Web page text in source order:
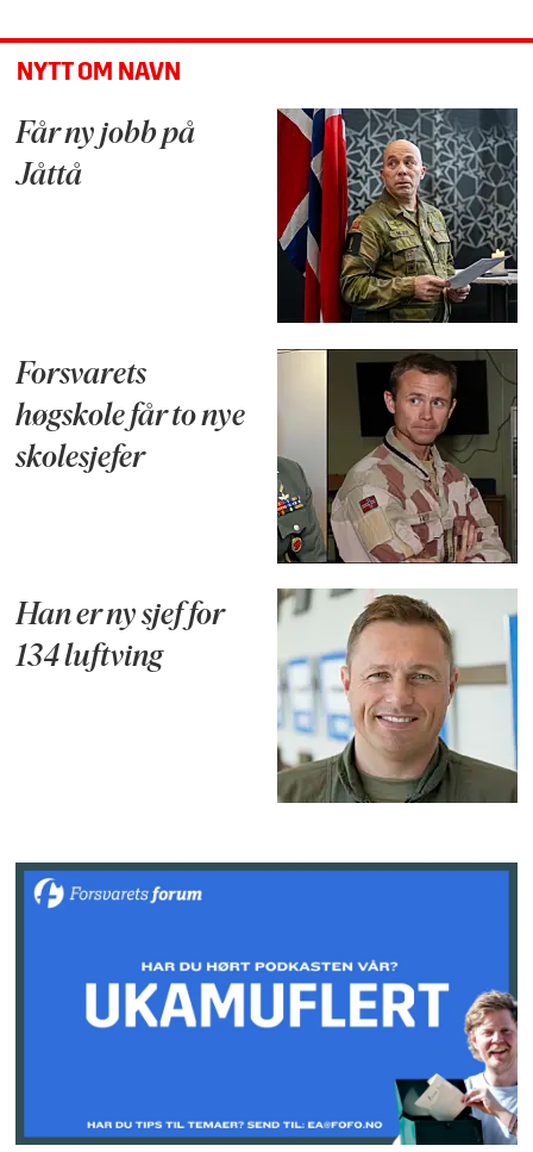
NYTT OM NAVN
Får ny jobb på
Jåttå
Forsvarets
høgskole får to nye
skolesjefer
Han er ny sjef for
134 luftving